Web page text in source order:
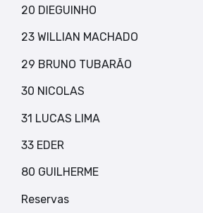
20 DIEGUINHO
23 WILLIAN MACHADO
29 BRUNO TUBARÃO
30 NICOLAS
31 LUCAS LIMA
33 EDER
80 GUILHERME
Reservas